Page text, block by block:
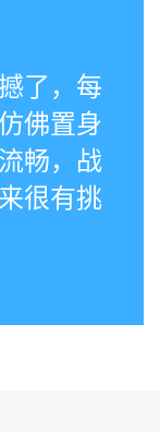
了，每
佛置身
畅，战
很有挑